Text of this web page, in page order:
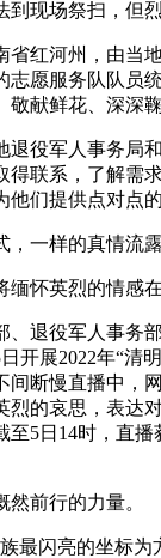
现场祭扫，但
红河州，由当地
志愿服务队队员
献鲜花、深深鞠
役军人事务局和
得联系，了解需
们提供点对点的
一样的真情流露
英烈的情感在
退役军人事务部
开展2022年“清
间断慢直播中，
烈的哀思，表达
5日14时，直播
前行的力量。
闪亮的坐标为